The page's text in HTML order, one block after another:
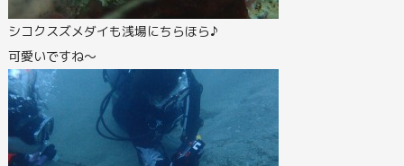
シコクスズメダイも浅場にちらほら♪
可愛いですね～